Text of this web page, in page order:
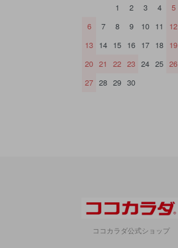
1
2 3 4
5
6
7 8 9 10 11
12
13 14 15 16 17 18 19
20 21 22 23 24 25 26
27 28 29 30
ココカラダ公式ショップ